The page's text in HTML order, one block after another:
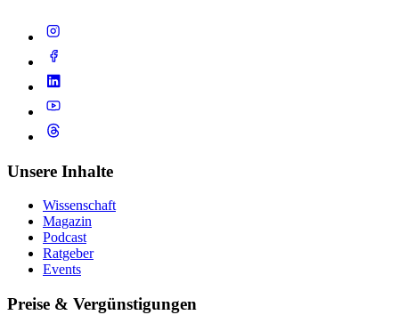
Unsere Inhalte
Wissenschaft
Magazin
Podcast
Ratgeber
Events
Preise & Vergünstigungen